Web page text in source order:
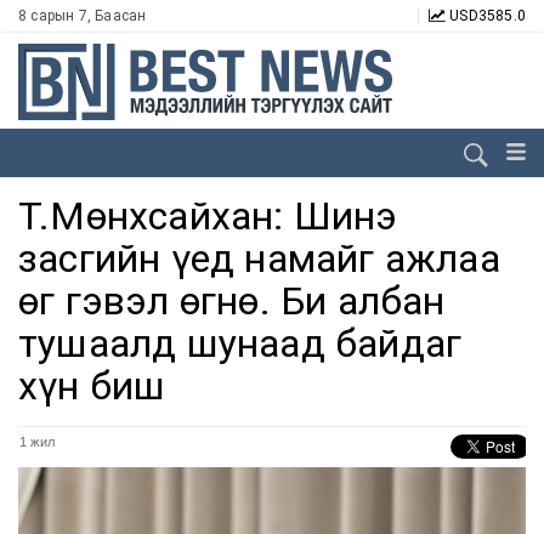
8 сарын 7, Баасан USD3585.0
Т.Мөнхсайхан: Шинэ
засгийн үед намайг ажлаа
өг гэвэл өгнө. Би албан
тушаалд шунаад байдаг
хүн биш
1 жил